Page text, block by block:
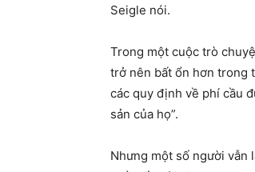
Seigle nói.
Trong một cuộc trò
trở nên bất ổn hơn trong
các quy định về phí cầu
sản của họ”.
Nhưng một số người vẫn